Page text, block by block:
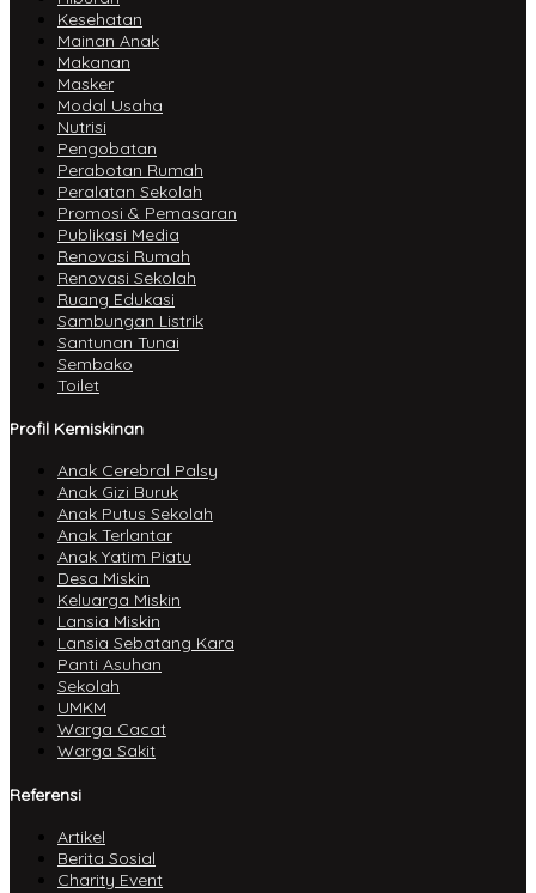
Kesehatan
Mainan Anak
Makanan
Masker
Modal Usaha
Nutrisi
Pengobatan
Perabotan Rumah
Peralatan Sekolah
Promosi & Pemasaran
Publikasi Media
Renovasi Rumah
Renovasi Sekolah
Ruang Edukasi
Sambungan Listrik
Santunan Tunai
Sembako
Toilet
Profil Kemiskinan
Anak Cerebral Palsy
Anak Gizi Buruk
Anak Putus Sekolah
Anak Terlantar
Anak Yatim Piatu
Desa Miskin
Keluarga Miskin
Lansia Miskin
Lansia Sebatang Kara
Panti Asuhan
Sekolah
UMKM
Warga Cacat
Warga Sakit
Referensi
Artikel
Berita Sosial
Charity Event